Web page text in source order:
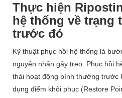
Thực hiện
hệ thống về trạng
trước đó
Kỹ thuật phục hồi hệ thống là
nguyên nhân gây treo. Phục hồi
thái hoạt động bình thường trước
dụng điểm khôi phục (Restore